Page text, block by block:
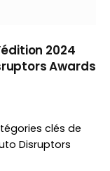
2024
Awards
clés de
Disruptors